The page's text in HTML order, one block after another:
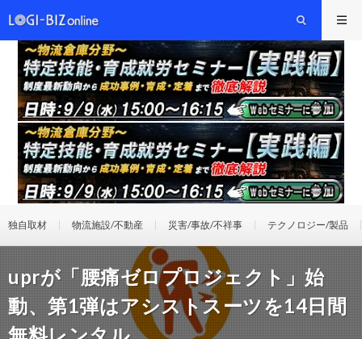
独自取材 物流施設/不動産 災害/事故/不祥事 テクノロジー/製品
uprが「腰痛ゼロプロジェクト」始
動、第1弾はアシストスーツを14日間